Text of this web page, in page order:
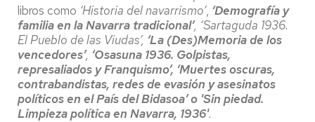
libros como ‘Historia del navarrismo’, ‘Demografía y
familia en la Navarra tradicional’, ‘Sartaguda 1936.
El Pueblo de las Viudas’, ‘La (Des)Memoria de los
vencedores’, ‘Osasuna 1936. Golpistas,
represaliados y Franquismo’, ‘Muertes oscuras,
contrabandistas, redes de evasión y asesinatos
políticos en el País del Bidasoa’ o 'Sin piedad.
Limpieza política en Navarra, 1936'.